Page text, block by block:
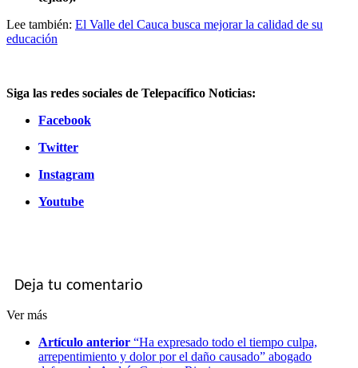
Lee también: El Valle del Cauca busca mejorar la calidad de su
educación
Siga las redes sociales de Telepacífico Noticias:
Facebook
Twitter
Instagram
Youtube
Deja tu comentario
Ver más
Artículo anterior “Ha expresado todo el tiempo culpa,
arrepentimiento y dolor por el daño causado” abogado